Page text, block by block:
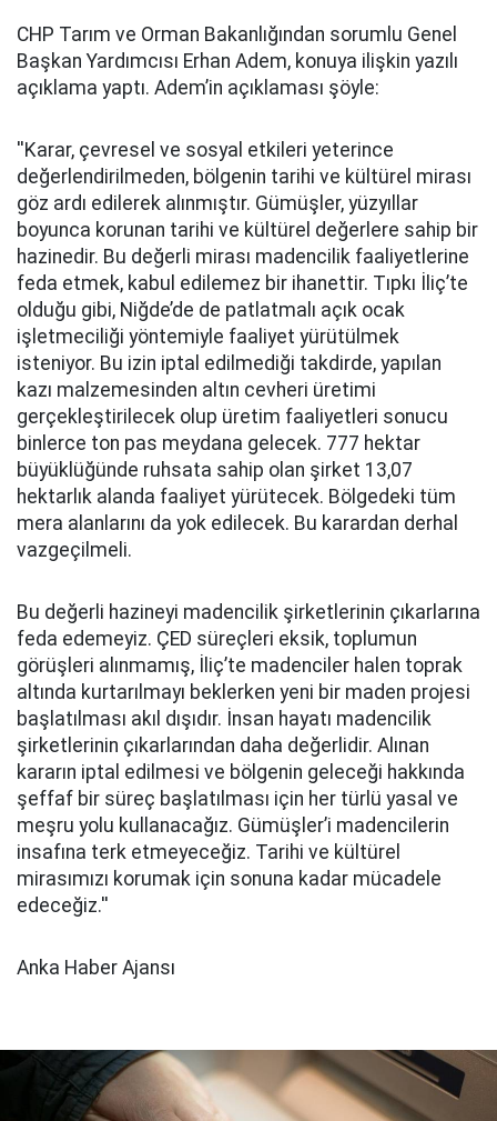
CHP Tarım ve Orman Bakanlığından sorumlu Genel
Başkan Yardımcısı Erhan Adem, konuya ilişkin yazılı
açıklama yaptı. Adem’in açıklaması şöyle:
''Karar, çevresel ve sosyal etkileri yeterince
değerlendirilmeden, bölgenin tarihi ve kültürel mirası
göz ardı edilerek alınmıştır. Gümüşler, yüzyıllar
boyunca korunan tarihi ve kültürel değerlere sahip bir
hazinedir. Bu değerli mirası madencilik faaliyetlerine
feda etmek, kabul edilemez bir ihanettir. Tıpkı İliç’te
olduğu gibi, Niğde’de de patlatmalı açık ocak
işletmeciliği yöntemiyle faaliyet yürütülmek
isteniyor. Bu izin iptal edilmediği takdirde, yapılan
kazı malzemesinden altın cevheri üretimi
gerçekleştirilecek olup üretim faaliyetleri sonucu
binlerce ton pas meydana gelecek. 777 hektar
büyüklüğünde ruhsata sahip olan şirket 13,07
hektarlık alanda faaliyet yürütecek. Bölgedeki tüm
mera alanlarını da yok edilecek. Bu karardan derhal
vazgeçilmeli.
Bu değerli hazineyi madencilik şirketlerinin çıkarlarına
feda edemeyiz. ÇED süreçleri eksik, toplumun
görüşleri alınmamış, İliç’te madenciler halen toprak
altında kurtarılmayı beklerken yeni bir maden projesi
başlatılması akıl dışıdır. İnsan hayatı madencilik
şirketlerinin çıkarlarından daha değerlidir. Alınan
kararın iptal edilmesi ve bölgenin geleceği hakkında
şeffaf bir süreç başlatılması için her türlü yasal ve
meşru yolu kullanacağız. Gümüşler’i madencilerin
insafına terk etmeyeceğiz. Tarihi ve kültürel
mirasımızı korumak için sonuna kadar mücadele
edeceğiz.''
Anka Haber Ajansı